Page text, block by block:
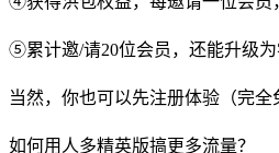
⑤累计邀/请20位会员，还能升级为
当然，你也可以先注册体验（完全
如何用人多精英版搞更多流量？